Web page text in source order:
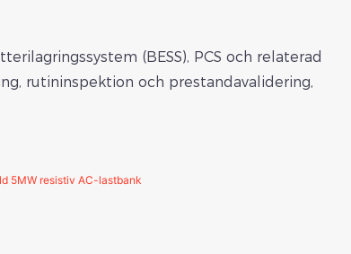
(BESS), PCS och relaterad
rutininspektion och prestandavalidering,